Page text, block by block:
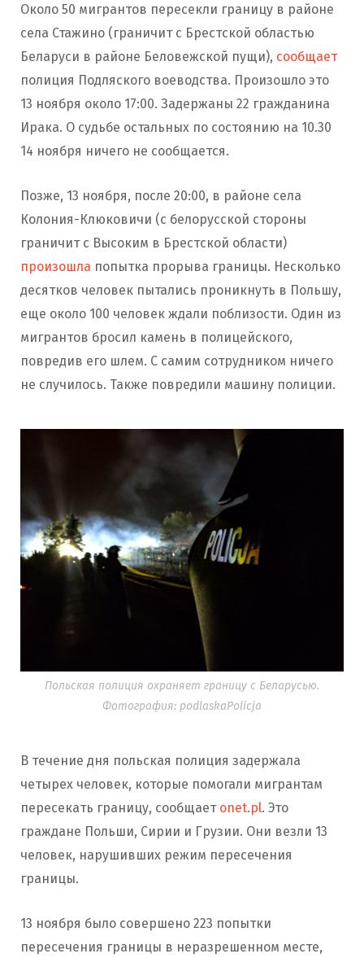
Около 50 мигрантов пересекли границу в районе
села Стажино (граничит с Брестской областью
Беларуси в районе Беловежской пущи), сообщает
полиция Подляского воеводства. Произошло это
13 ноября около 17:00. Задержаны 22 гражданина
Ирака. О судьбе остальных по состоянию на 10.30
14 ноября ничего не сообщается.
Позже, 13 ноября, после 20:00, в районе села
Колония-Клюковичи (с белорусской стороны
граничит с Высоким в Брестской области)
произошла попытка прорыва границы. Несколько
десятков человек пытались проникнуть в Польшу,
еще около 100 человек ждали поблизости. Один из
мигрантов бросил камень в полицейского,
повредив его шлем. С самим сотрудником ничего
не случилось. Также повредили машину полиции.
Польская полиция охраняет границу с Беларусью.
Фотография: podlaskaPolicja
В течение дня польская полиция задержала
четырех человек, которые помогали мигрантам
пересекать границу, сообщает onet.pl. Это
граждане Польши, Сирии и Грузии. Они везли 13
человек, нарушивших режим пересечения
границы.
13 ноября было совершено 223 попытки
пересечения границы в неразрешенном месте,